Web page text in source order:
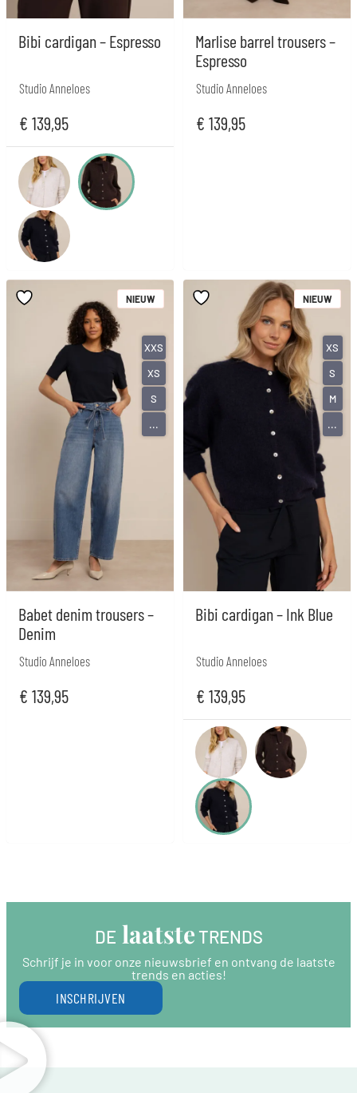
Bibi cardigan – Espresso
Studio Anneloes
€ 139,95
Marlise barrel trousers –
Espresso
Studio Anneloes
€ 139,95
Babet denim trousers –
Denim
Studio Anneloes
€ 139,95
NIEUW
XXS
XS
S
...
Bibi cardigan – Ink Blue
Studio Anneloes
€ 139,95
NIEUW
XS
S
M
...
DE laatste TRENDS
Schrijf je in voor onze nieuwsbrief en ontvang de laatste
trends en acties!
INSCHRIJVEN